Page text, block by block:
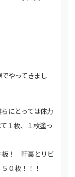
やってきまし
にとっては体力
１枚、１枚塗っ
板！ 軒裏とリビ
０枚！！！